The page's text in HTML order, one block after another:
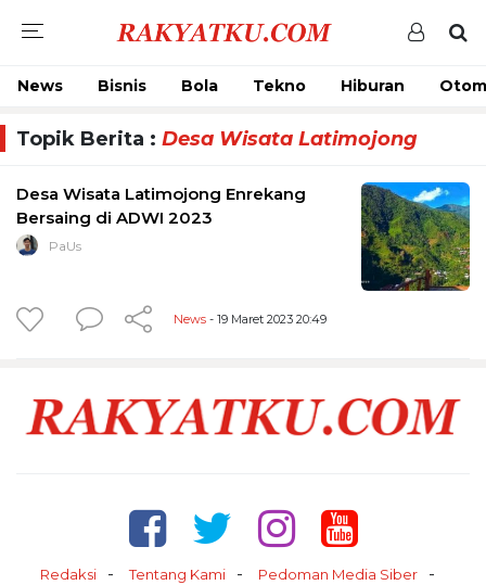
News Bisnis Bola Tekno Hiburan
Topik Berita : Desa Wisata Latimojong
Desa Wisata Latimojong Enrekang
Bersaing di ADWI 2023
PaUs
News - 19 Maret 2023 20:49
Redaksi Tentang Kami
Pedoman Media Siber